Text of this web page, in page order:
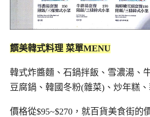
饌美韓式料理 菜單MENU
韓式炸醬麵、石鍋拌飯、雪濃湯、
豆腐鍋、韓國冬粉(雜菜)、炒年糕
價格從$95~$270，就百貨美食街的